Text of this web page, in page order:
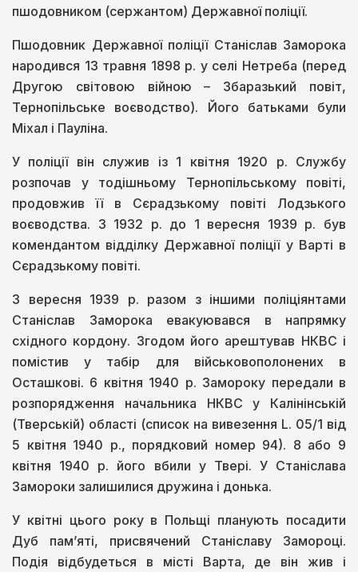
пшодовником (сержантом) Державної поліції.
Пшодовник Державної поліції Станіслав Заморока
народився 13 травня 1898 р. у селі Нетреба (перед
Другою світовою війною – Збаразький повіт,
Тернопільське воєводство). Його батьками були
Міхал і Пауліна.
У поліції він служив із 1 квітня 1920 р. Службу
розпочав у тодішньому Тернопільському повіті,
продовжив її в Сєрадзькому повіті Лодзького
воєводства. З 1932 р. до 1 вересня 1939 р. був
комендантом відділку Державної поліції у Варті в
Сєрадзькому повіті.
3 вересня 1939 р. разом з іншими поліціянтами
Станіслав Заморока евакуювався в напрямку
східного кордону. Згодом його арештував НКВС і
помістив у табір для військовополонених в
Осташкові. 6 квітня 1940 р. Замороку передали в
розпорядження начальника НКВС у Калінінській
(Тверській) області (список на вивезення L. 05/1 від
5 квітня 1940 р., порядковий номер 94). 8 або 9
квітня 1940 р. його вбили у Твері. У Станіслава
Замороки залишилися дружина і донька.
У квітні цього року в Польщі планують посадити
Дуб пам’яті, присвячений Станіславу Замороці.
Подія відбудеться в місті Варта, де він жив і